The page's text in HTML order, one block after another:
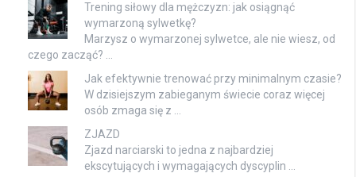
Trening siłowy dla mężczyzn: jak osiągnąć
wymarzoną sylwetkę?
Marzysz o wymarzonej sylwetce, ale nie wiesz, od
czego zacząć? …
Jak efektywnie trenować przy minimalnym czasie?
W dzisiejszym zabieganym świecie coraz więcej
osób zmaga się z …
ZJAZD
Zjazd narciarski to jedna z najbardziej
ekscytujących i wymagających dyscyplin …